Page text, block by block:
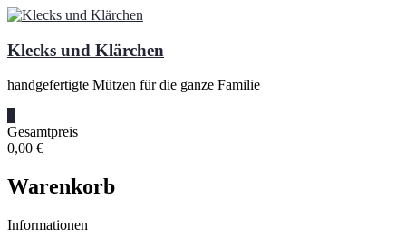
Zum
springen
Klecks und Klärchen
handgefertigte Mützen für die ganze Familie
Gesamtpreis
0,00 €
Warenkorb
Informationen